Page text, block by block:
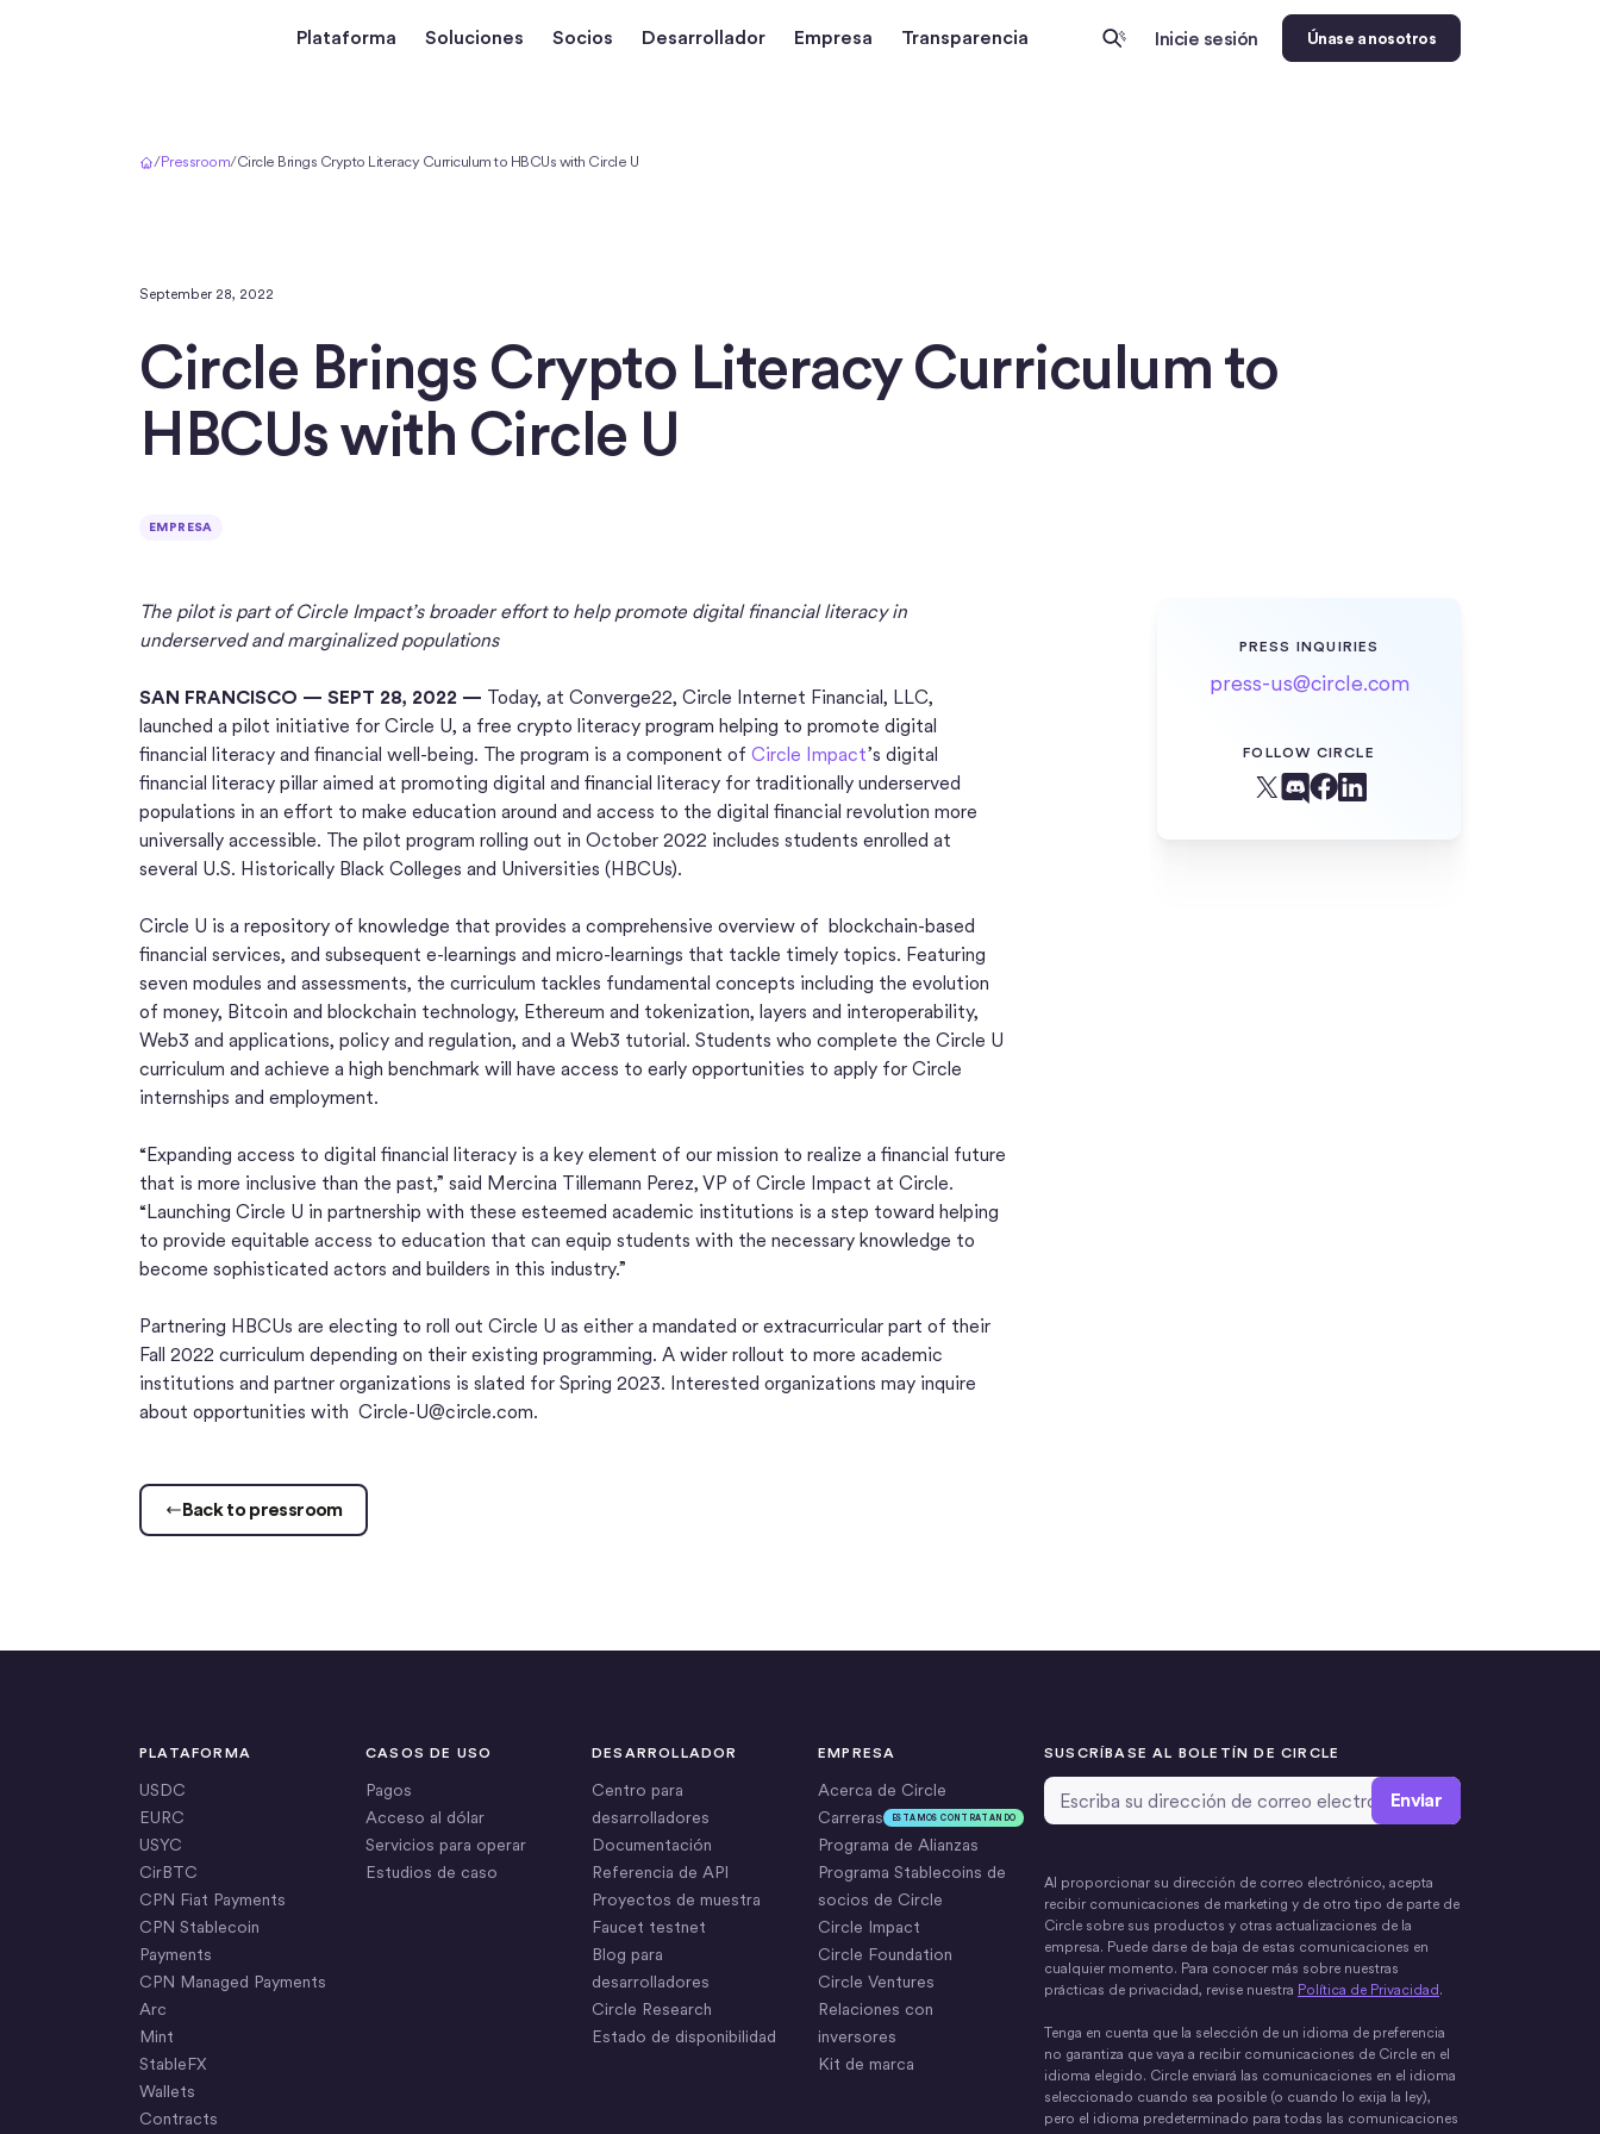
Plataforma Soluciones Socios Desarrollador Empresa Transparencia Inicie sesión Únase a nosotros
/Pressroom/Circle Brings Crypto Literacy Curriculum to HBCUs with Circle U
September 28, 2022
Circle Brings Crypto Literacy Curriculum to
HBCUs with Circle U
EMPRESA
The pilot is part of Circle Impact’s broader effort to help promote digital financial literacy in
underserved and marginalized populations
SAN FRANCISCO — SEPT 28, 2022 — Today, at Converge22, Circle Internet Financial, LLC,
launched a pilot initiative for Circle U, a free crypto literacy program helping to promote digital
financial literacy and financial well-being. The program is a component of Circle Impact’s digital
financial literacy pillar aimed at promoting digital and financial literacy for traditionally underserved
populations in an effort to make education around and access to the digital financial revolution more
universally accessible. The pilot program rolling out in October 2022 includes students enrolled at
several U.S. Historically Black Colleges and Universities (HBCUs).
Circle U is a repository of knowledge that provides a comprehensive overview of blockchain-based
financial services, and subsequent e-learnings and micro-learnings that tackle timely topics. Featuring
seven modules and assessments, the curriculum tackles fundamental concepts including the evolution
of money, Bitcoin and blockchain technology, Ethereum and tokenization, layers and interoperability,
Web3 and applications, policy and regulation, and a Web3 tutorial. Students who complete the Circle U
curriculum and achieve a high benchmark will have access to early opportunities to apply for Circle
internships and employment.
“Expanding access to digital financial literacy is a key element of our mission to realize a financial future
that is more inclusive than the past,” said Mercina Tillemann Perez, VP of Circle Impact at Circle.
“Launching Circle U in partnership with these esteemed academic institutions is a step toward helping
to provide equitable access to education that can equip students with the necessary knowledge to
become sophisticated actors and builders in this industry.”
Partnering HBCUs are electing to roll out Circle U as either a mandated or extracurricular part of their
Fall 2022 curriculum depending on their existing programming. A wider rollout to more academic
institutions and partner organizations is slated for Spring 2023. Interested organizations may inquire
about opportunities with Circle-U@circle.com.
Back to pressroom
PRESS INQUIRIES
press-us@circle.com
FOLLOW CIRCLE
PLATAFORMA
USDC
EURC
USYC
CirBTC
CPN Fiat Payments
CPN Stablecoin
Payments
CPN Managed Payments
Arc
Mint
StableFX
Wallets
Contracts
CASOS DE USO
Pagos
Acceso al dólar
Servicios para operar
Estudios de caso
DESARROLLADOR
Centro para
desarrolladores
Documentación
Referencia de API
Proyectos de muestra
Faucet testnet
Blog para
desarrolladores
Circle Research
Estado de disponibilidad
EMPRESA
Acerca de Circle
Carreras
ESTAMOS CONTRATANDO
Programa de Alianzas
Programa Stablecoins de
socios de Circle
Circle Impact
Circle Foundation
Circle Ventures
Relaciones con
inversores
Kit de marca
SUSCRÍBASE AL BOLETÍN DE CIRCLE
Dirección de correo electrónico*
Al proporcionar su dirección de correo electrónico, acepta
recibir comunicaciones de marketing y de otro tipo de parte de
Circle sobre sus productos y otras actualizaciones de la
empresa. Puede darse de baja de estas comunicaciones en
cualquier momento. Para conocer más sobre nuestras
prácticas de privacidad, revise nuestra Política de Privacidad .
Tenga en cuenta que la selección de un idioma de preferencia
no garantiza que vaya a recibir comunicaciones de Circle en el
idioma elegido. Circle enviará las comunicaciones en el idioma
seleccionado cuando sea posible (o cuando lo exija la ley),
pero el idioma predeterminado para todas las comunicaciones